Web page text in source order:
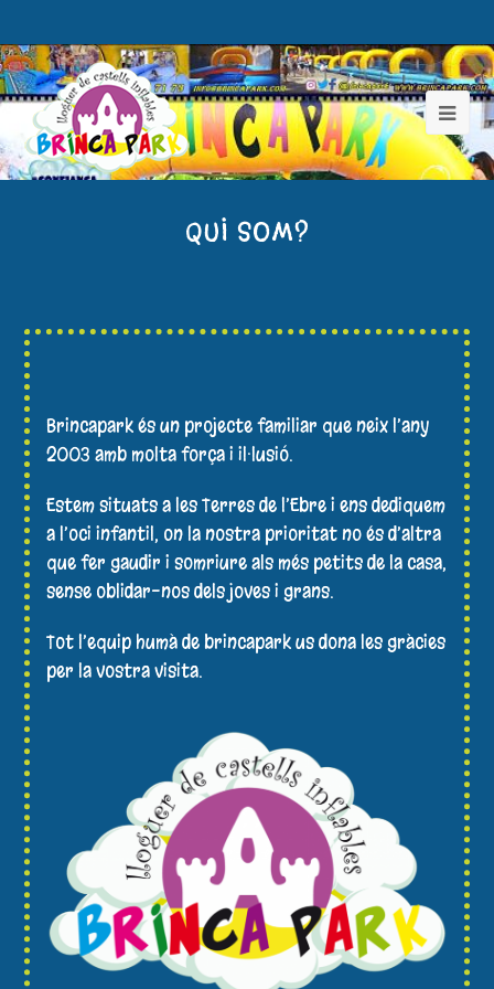
QUI SOM?
Brincapark és un projecte familiar que neix l’any
2003 amb molta força i il·lusió.
Estem situats a les Terres de l’Ebre i ens dediquem
a l’oci infantil, on la nostra prioritat no és d’altra
que fer gaudir i somriure als més petits de la casa,
sense oblidar-nos dels joves i grans.
Tot l’equip humà de brincapark us dona les gràcies
per la vostra visita.